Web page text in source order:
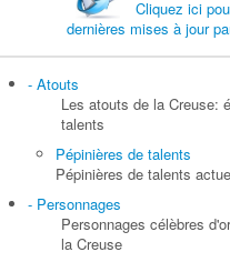
Cliquez ici
dernières mises à jour
- Atouts
Les atouts de la Creuse:
talents
Pépinières de talents
Pépinières de talents
- Personnages
Personnages célèbres
la Creuse